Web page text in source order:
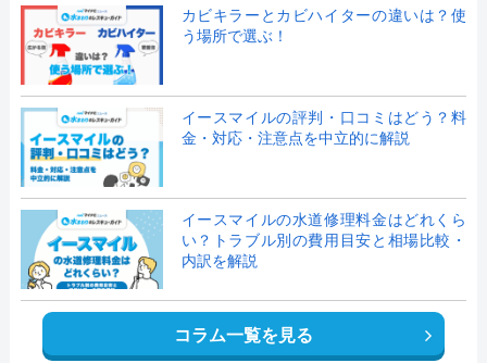
カビキラーとカビハイターの違いは？使
う場所で選ぶ！
イースマイルの評判・口コミはどう？料
金・対応・注意点を中立的に解説
イースマイルの水道修理料金はどれくら
い？トラブル別の費用目安と相場比較・
内訳を解説
コラム一覧を見る